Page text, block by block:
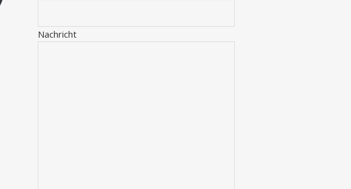
Nachricht